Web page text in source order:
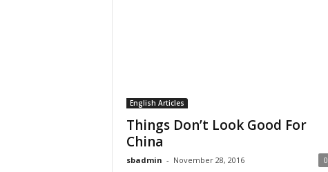
English Articles
Things Don’t Look Good For
China
sbadmin - November 28, 2016 0